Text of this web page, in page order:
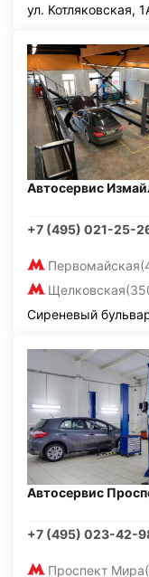
ул. Котляковская,
Автосервис
+7 (495) 021-25-
Первомайская
Щелковская
Сиреневый
Автосервис
+7 (495) 023-42-
Проспект Мира